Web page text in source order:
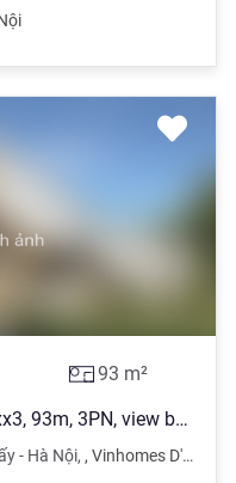
93 m²
Cắt lỗ sâu căn D’captiale C1.2xx3, 93m, 3PN, view bể bơi, full nội thất đồng bộ
- Hà Nội, , Vinhomes D'Capitale - Quận Cầu Giấy - Hà Nội